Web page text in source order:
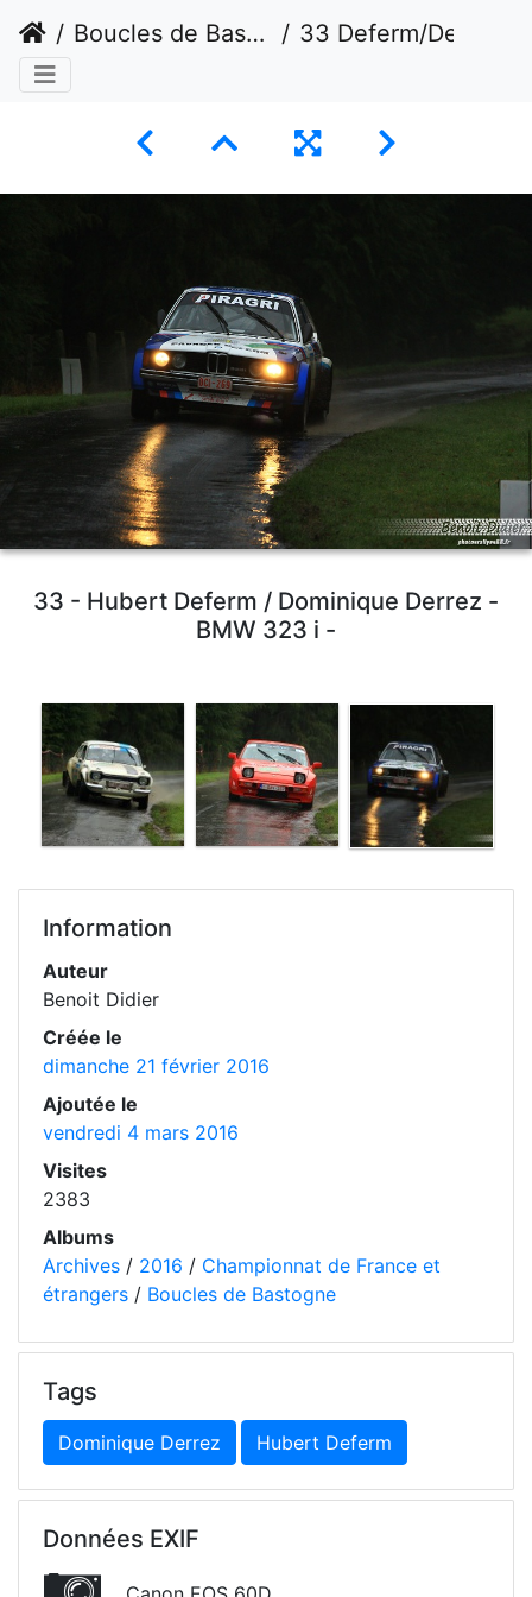
Boucles de Bastogne 33 Deferm/Derrez
33 - Hubert Deferm / Dominique Derrez -
BMW 323 i -
Information
Auteur
Benoit Didier
Créée le
dimanche 21 février 2016
Ajoutée le
vendredi 4 mars 2016
Visites
2383
Albums
Archives / 2016 / Championnat de France et
étrangers / Boucles de Bastogne
Tags
Dominique Derrez Hubert Deferm
Données EXIF